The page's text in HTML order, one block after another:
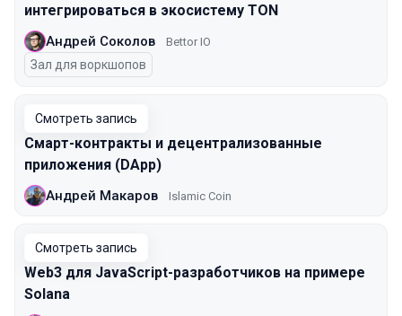
интегрироваться в экосистему TON
Андрей Соколов Bettor IO
Зал для воркшопов
Смотреть запись
Смарт-контракты и децентрализованные
приложения (DApp)
Андрей Макаров Islamic Coin
Смотреть запись
Web3 для JavaScript-разработчиков на примере
Solana